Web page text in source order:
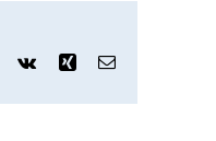
Pinterest
Vk Xing Email